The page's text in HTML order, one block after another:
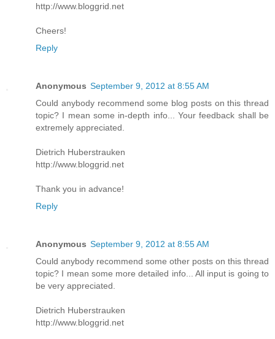
http://www.bloggrid.net
Cheers!
Reply
Anonymous September 9, 2012 at 8:55 AM
Could anybody recommend some blog posts on this thread
topic? I mean some in-depth info... Your feedback shall be
extremely appreciated.
Dietrich Huberstrauken
http://www.bloggrid.net
Thank you in advance!
Reply
Anonymous September 9, 2012 at 8:55 AM
Could anybody recommend some other posts on this thread
topic? I mean some more detailed info... All input is going to
be very appreciated.
Dietrich Huberstrauken
http://www.bloggrid.net